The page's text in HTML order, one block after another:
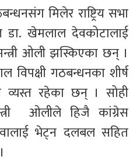
मिलेर राष्ट्रिय सभा
डा. खेमलाल देवकोटालाई
ओली झस्किएका छन् ।
विपक्षी गठबन्धनका शीर्ष
व्यस्त रहेका छन् । सोही
ओलीले हिजै कांग्रेस
भेट्न दलबल सहित